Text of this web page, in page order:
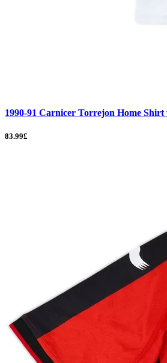
1990-91 Carnicer Torrejon Home Shirt
83.99£